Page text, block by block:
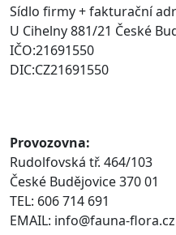
Sídlo firmy + fakturační
U Cihelny 881/21 České
IČO:21691550
DIC:CZ21691550
Provozovna:
Rudolfovská tř. 464/103
České Budějovice 370 01
TEL: 606 714 691
EMAIL: info@fauna-flora.cz